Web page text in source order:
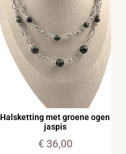
Halsketting met groene ogen
jaspis
€36,00